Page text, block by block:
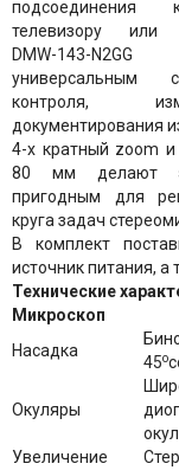
подсоединения
телевизору или
DMW-143-
универсальным
контроля,
документирования
4-х кратный zoom и
80 мм делают
пригодным для
круга задач
В комплект
источник питания,
Технические
Микроскоп
Насадка
45o
Окуляры
Увеличение